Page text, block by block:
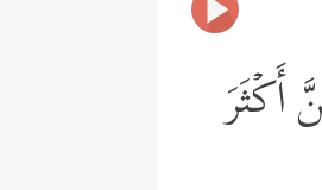
أَكۡثَرَ